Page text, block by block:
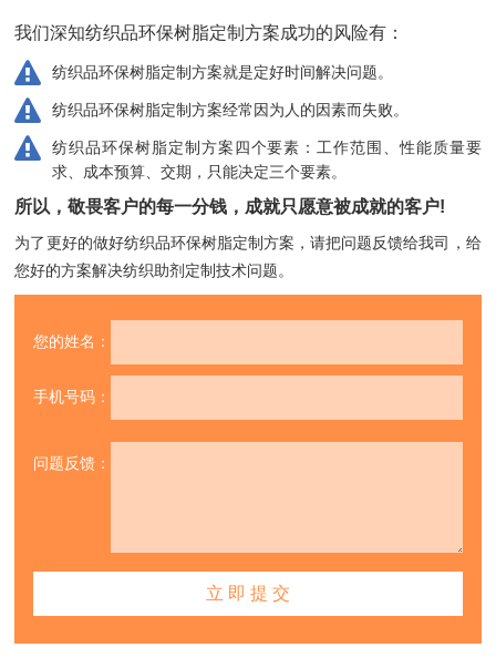
我们深知纺织品环保树脂定制方案成功的风险有：
纺织品环保树脂定制方案就是定好时间解决问题。
纺织品环保树脂定制方案经常因为人的因素而失败。
纺织品环保树脂定制方案四个要素：工作范围、性能质量要
求、成本预算、交期，只能决定三个要素。
所以，敬畏客户的每一分钱，成就只愿意被成就的客户!
为了更好的做好纺织品环保树脂定制方案，请把问题反馈给我司， 给
您好的方案解决纺织助剂定制技术问题。
您的姓名：
手机号码：
问题反馈：